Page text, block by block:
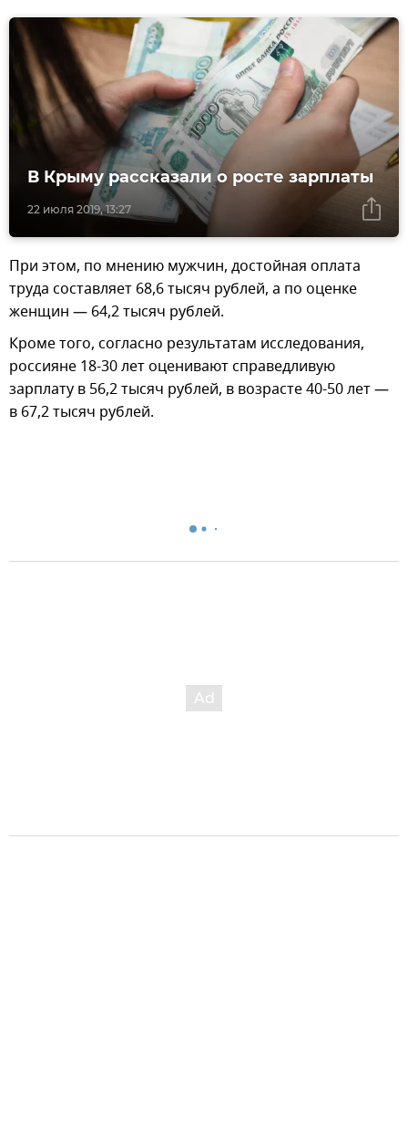
22 июля 2019, 13:27
В Крыму рассказали о росте зарплаты
При этом, по мнению мужчин, достойная оплата
труда составляет 68,6 тысяч рублей, а по оценке
женщин — 64,2 тысяч рублей.
Кроме того, согласно результатам исследования,
россияне 18-30 лет оценивают справедливую
зарплату в 56,2 тысяч рублей, в возрасте 40-50 лет —
в 67,2 тысяч рублей.